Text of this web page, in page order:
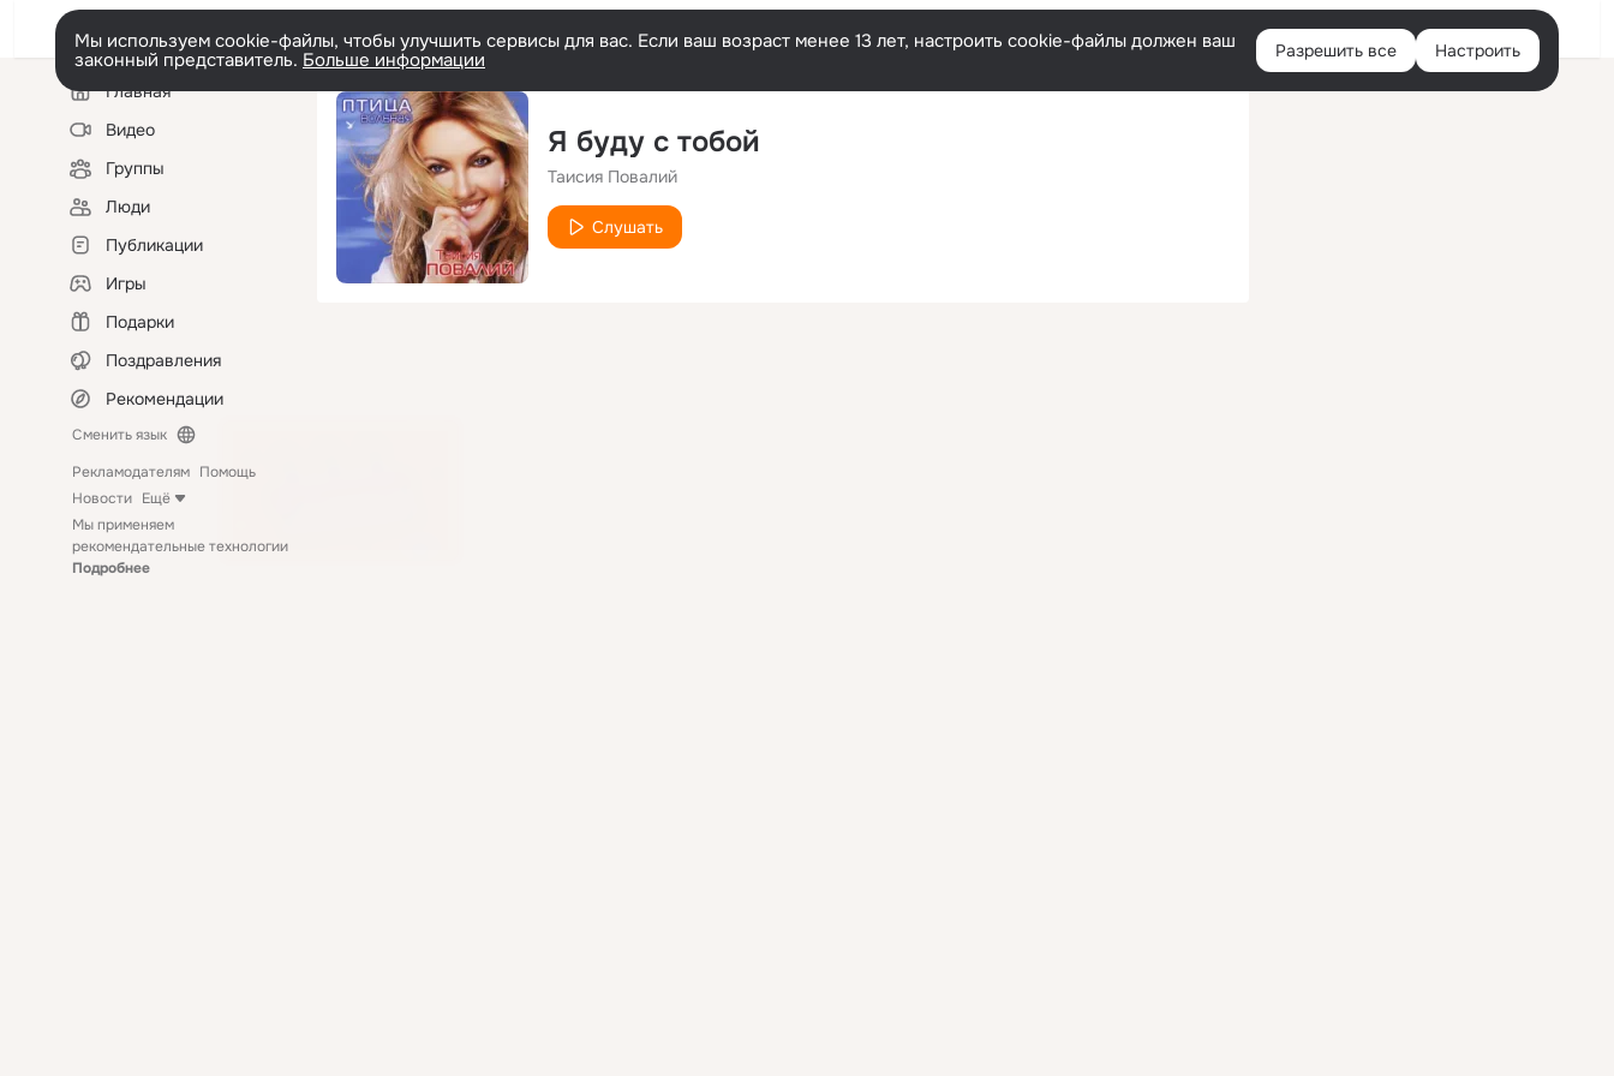
Войти
Мы используем cookie-файлы, чтобы улучшить сервисы для вас. Если ваш возраст менее 13 лет, настроить cookie-файлы должен ваш
законный представитель. Больше информации Разрешить все Настроить
Левая
колонкаГлавная
Видео
Группы
Люди
Публикации
Игры
Подарки
Поздравления
Рекомендации
Сменить язык
Рекламодателям Помощь
Новости Ещё
Мы применяем
рекомендательные технологии
Подробнее
Я буду с тобой
Таисия Повалий
Слушать